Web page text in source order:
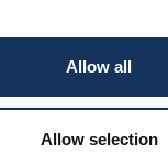
Allow all
Allow selection